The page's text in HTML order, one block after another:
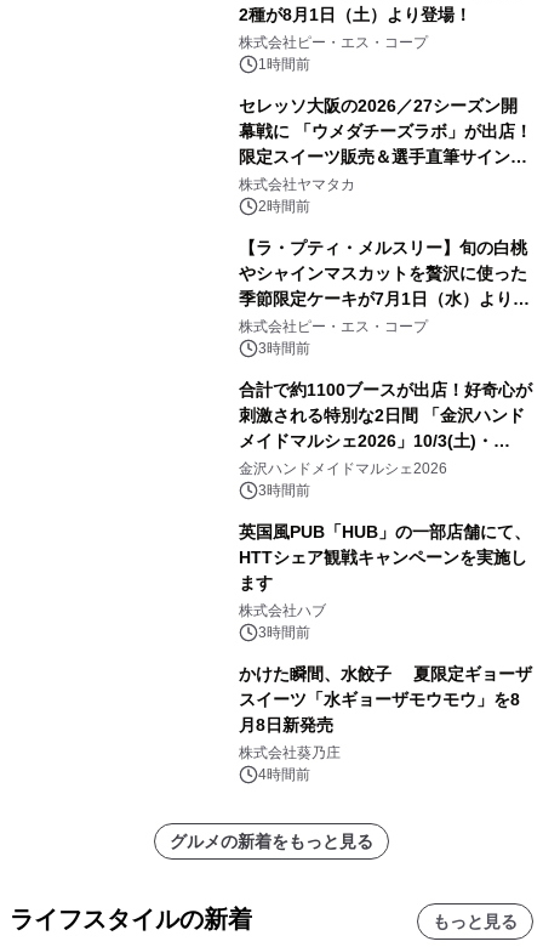
2種が8月1日（土）より登場！
株式会社ピー・エス・コープ
1時間前
セレッソ大阪の2026／27シーズン開
幕戦に 「ウメダチーズラボ」が出店！
限定スイーツ販売＆選手直筆サイング
ッズが当たる抽選会を 8月8日に開催
株式会社ヤマタカ
2時間前
【ラ・プティ・メルスリー】旬の白桃
やシャインマスカットを贅沢に使った
季節限定ケーキが7月1日（水）より順
次登場！
株式会社ピー・エス・コープ
3時間前
合計で約1100ブースが出店！好奇心が
刺激される特別な2日間 「金沢ハンド
メイドマルシェ2026」10/3(土)・
10/4(日)開催
金沢ハンドメイドマルシェ2026
3時間前
英国風PUB「HUB」の一部店舗にて、
HTTシェア観戦キャンペーンを実施し
ます
株式会社ハブ
3時間前
かけた瞬間、水餃子 夏限定ギョーザ
スイーツ「水ギョーザモウモウ」を8
月8日新発売
株式会社葵乃庄
4時間前
グルメの新着をもっと見る
ライフスタイルの新着 もっと見る